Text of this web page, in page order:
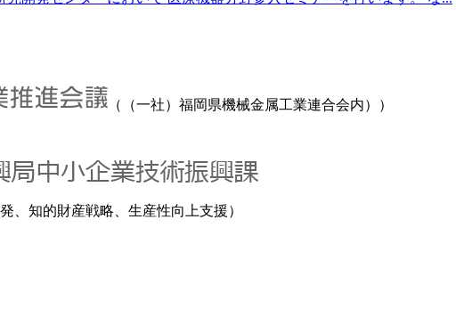
（（一社）福岡県機械金属工業連合会内））
、知的財産戦略、生産性向上支援）